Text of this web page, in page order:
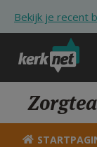
Bekijk je recent